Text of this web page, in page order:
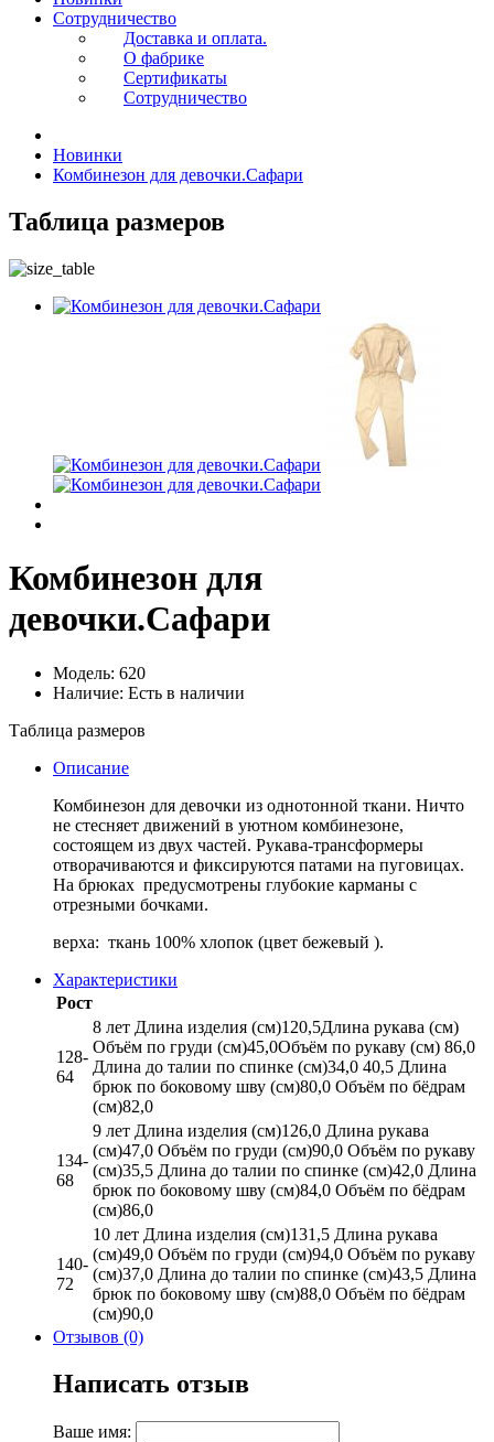
Сотрудничество
Доставка и оплата.
О фабрике
Сертификаты
Сотрудничество
Новинки
Комбинезон для девочки.Сафари
Таблица размеров
Комбинезон для
девочки.Сафари
Модель: 620
Наличие: Есть в наличии
Таблица размеров
Описание
Комбинезон для девочки из однотонной ткани. Ничто
не стесняет движений в уютном комбинезоне,
состоящем из двух частей. Рукава-трансформеры
отворачиваются и фиксируются патами на пуговицах.
На брюках предусмотрены глубокие карманы с
отрезными бочками.
верха: ткань 100% хлопок (цвет бежевый ).
Характеристики
Рост
128-
64
8 лет Длина изделия (см)120,5Длина рукава (см)
Объём по груди (см)45,0Объём по рукаву (см) 86,0
Длина до талии по спинке (см)34,0 40,5 Длина
брюк по боковому шву (см)80,0 Объём по бёдрам
(см)82,0
134-
68
9 лет Длина изделия (см)126,0 Длина рукава
(см)47,0 Объём по груди (см)90,0 Объём по рукаву
(см)35,5 Длина до талии по спинке (см)42,0 Длина
брюк по боковому шву (см)84,0 Объём по бёдрам
(см)86,0
140-
72
10 лет Длина изделия (см)131,5 Длина рукава
(см)49,0 Объём по груди (см)94,0 Объём по рукаву
(см)37,0 Длина до талии по спинке (см)43,5 Длина
брюк по боковому шву (см)88,0 Объём по бёдрам
(см)90,0
Отзывов (0)
Написать отзыв
Ваше имя: